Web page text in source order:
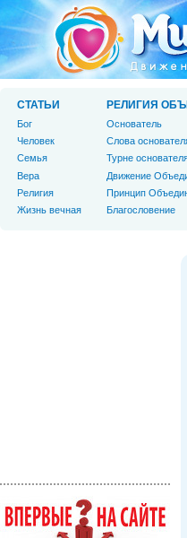
СТАТЬИ
Бог
Человек
Cемья
Вера
Религия
Жизнь вечная
РЕЛИГИЯ
Основатель
Слова
Турне
Движение
Принцип
Благословение